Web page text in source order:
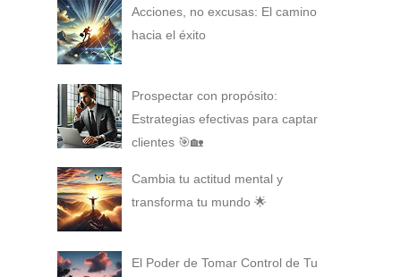
Acciones, no excusas: El camino
hacia el éxito
Prospectar con propósito:
Estrategias efectivas para captar
clientes 🎯🏡
Cambia tu actitud mental y
transforma tu mundo 🌟
El Poder de Tomar Control de Tu